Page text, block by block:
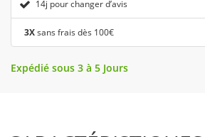
14j pour changer d’avis
3Xsans frais dès 100€
Expédié sous 3 à 5 Jours